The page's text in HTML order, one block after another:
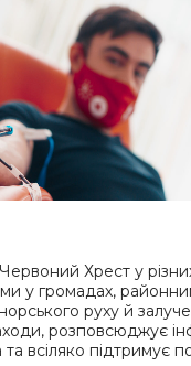
Хрест у
у громадах,
руху й
розповсюджує
всіляко підтримує